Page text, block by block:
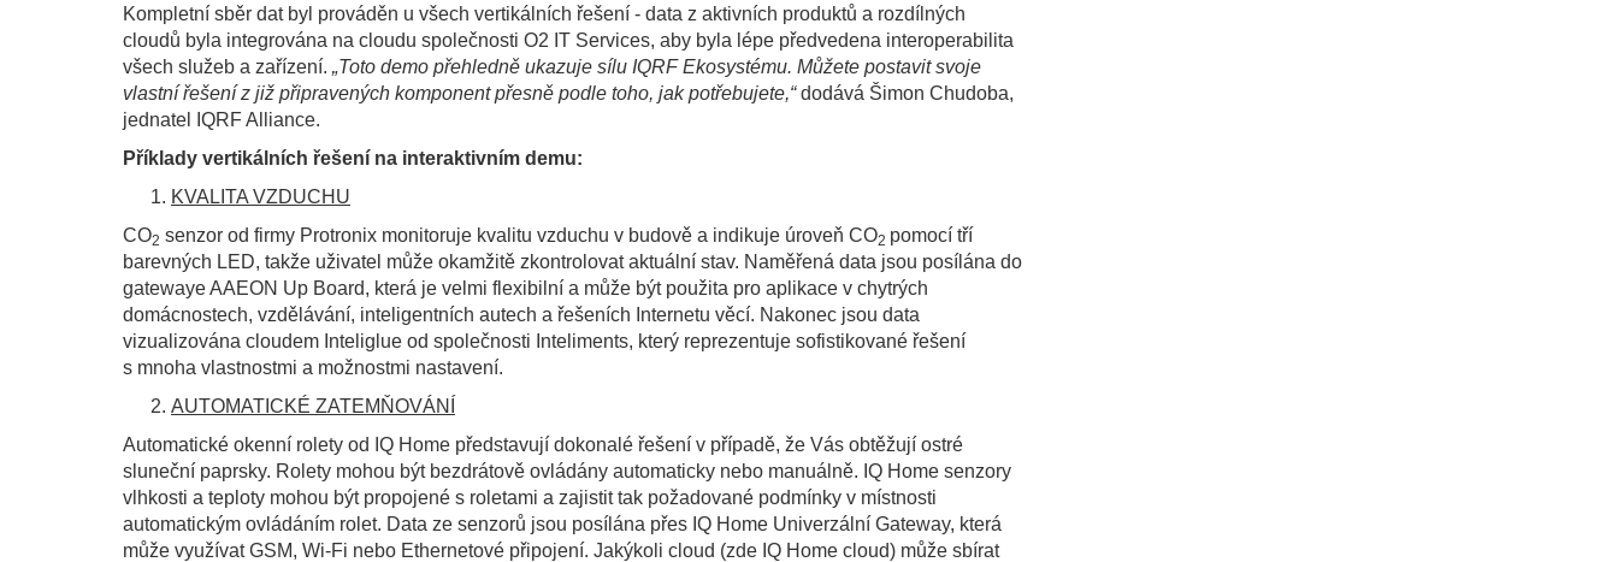
Kompletní sběr dat byl prováděn u všech vertikálních řešení - data z aktivních produktů a rozdílných
cloudů byla integrována na cloudu společnosti O2 IT Services, aby byla lépe předvedena interoperabilita
všech služeb a zařízení. „Toto demo přehledně ukazuje sílu IQRF Ekosystému. Můžete postavit svoje
vlastní řešení z již připravených komponent přesně podle toho, jak potřebujete,“dodává Šimon Chudoba,
jednatel IQRF Alliance.
Příklady vertikálních řešení na interaktivním demu:
KVALITA VZDUCHU
CO2 senzor od firmy Protronix monitoruje kvalitu vzduchu v budově a indikuje úroveň CO2 pomocí tří
barevných LED, takže uživatel může okamžitě zkontrolovat aktuální stav. Naměřená data jsou posílána do
gatewaye AAEON Up Board, která je velmi flexibilní a může být použita pro aplikace v chytrých
domácnostech, vzdělávání, inteligentních autech a řešeních Internetu věcí. Nakonec jsou data
vizualizována cloudem Inteliglue od společnosti Inteliments, který reprezentuje sofistikované řešení
s mnoha vlastnostmi a možnostmi nastavení.
AUTOMATICKÉ ZATEMŇOVÁNÍ
Automatické okenní rolety od IQ Home představují dokonalé řešení v případě, že Vás obtěžují ostré
sluneční paprsky. Rolety mohou být bezdrátově ovládány automaticky nebo manuálně. IQ Home senzory
vlhkosti a teploty mohou být propojené s roletami a zajistit tak požadované podmínky v místnosti
automatickým ovládáním rolet. Data ze senzorů jsou posílána přes IQ Home Univerzální Gateway, která
může využívat GSM, Wi-Fi nebo Ethernetové připojení. Jakýkoli cloud (zde IQ Home cloud) může sbírat